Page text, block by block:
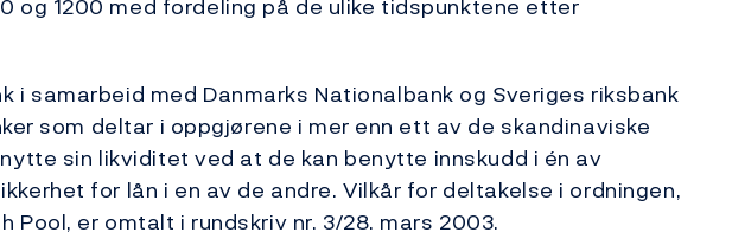
og 1200 med fordeling på de ulike tidspunktene etter
i samarbeid med Danmarks Nationalbank og Sveriges riksbank
som deltar i oppgjørene i mer enn ett av de skandinaviske
sin likviditet ved at de kan benytte innskudd i én av
for lån i en av de andre. Vilkår for deltakelse i ordningen,
Pool, er omtalt i rundskriv nr. 3/28. mars 2003.